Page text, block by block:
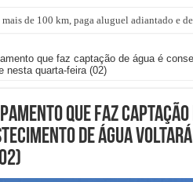
de 100 km, paga aluguel adiantado e
que faz captação de água é
nesta quarta-feira (02)
que faz captação
de água